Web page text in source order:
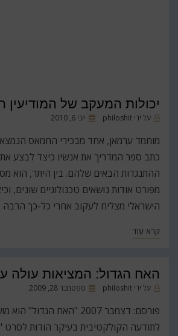
יכולות המעקב של המודיעין
על ידי philoshit
פורסם
יוני 6, 2010
מוחמד ערמאן, אחד מבכירי החמאס
כתב ספר המדריך את אנשיו כיצד לבצע
ההתנגדות הבאים שלהם. בין היתר, הוא
מפורט אודות נושאים טכנולוגיים שונים,
הישראלי מצליח לעקוב אחרי כל-כך הרבה
קרא עוד
האח הגדול: המציאות עולה
על ידי philoshit
פורסםספטמבר 28, 2009
פורסם: דצמבר 2007 "האח